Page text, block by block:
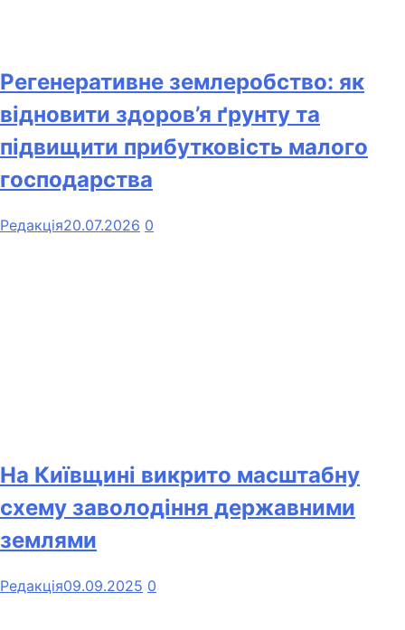
Регенеративне землеробство: як
відновити здоров’я ґрунту та
підвищити прибутковість малого
господарства
Редакція20.07.2026 0
На Київщині викрито масштабну
схему заволодіння державними
землями
Редакція09.09.2025 0